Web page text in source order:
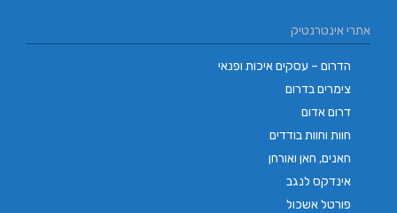
אתרי אינטרנטיק
הדרום – עסקים איכות ופנאי
צימרים בדרום
דרום אדום
חוות וחוות בודדים
חאנים, חאן ואורחן
אינדקס לנגב
פורטל אשכול